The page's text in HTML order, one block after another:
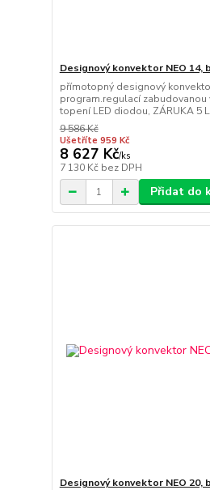
Designový konvektor NEO 14,
přímotopný designový
program.regulací zabudovanou
topení LED diodou, ZÁRUKA 5
9 586 Kč
Ušetříte 959 Kč
8 627 Kč/ks
7 130 Kč bez DPH
Přidat do
Designový konvektor NEO 20,